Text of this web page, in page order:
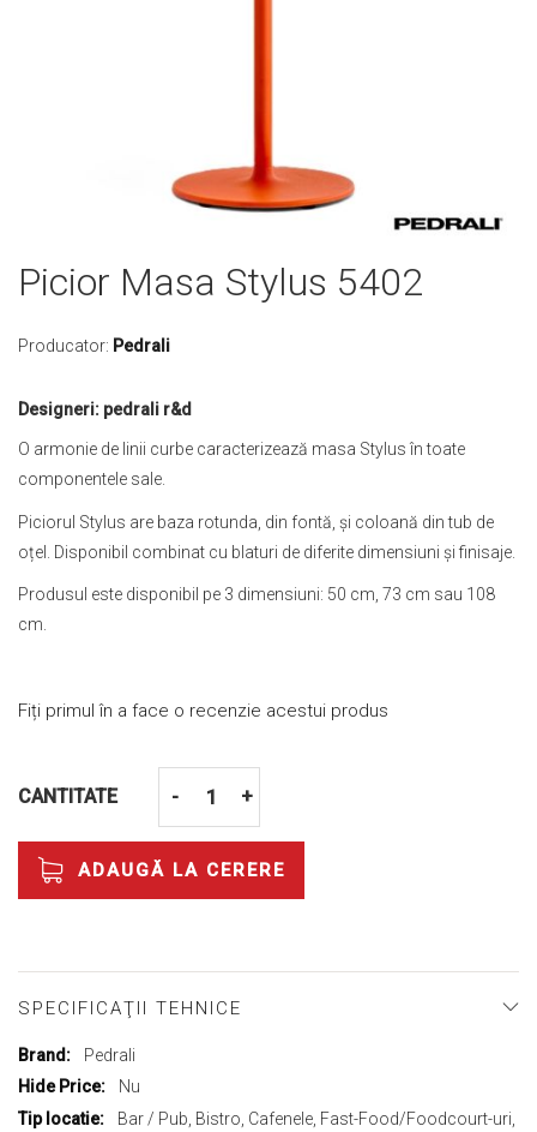
Picior Masa Stylus 5402
Producator: Pedrali
Designeri: pedrali r&d
O armonie de linii curbe caracterizează masa Stylus în toate
componentele sale.
Piciorul Stylus are baza rotunda, din fontă, și coloană din tub de
oțel. Disponibil combinat cu blaturi de diferite dimensiuni și finisaje.
Produsul este disponibil pe 3 dimensiuni: 50 cm, 73 cm sau 108
cm.
Fiți primul în a face o recenzie acestui produs
CANTITATE - +
ADAUGĂ LA CERERE
SPECIFICAŢII TEHNICE
Mai
multe
Pedrali
Nu
Bar / Pub, Bistro, Cafenele, Fast-Food/Foodcourt-uri,
Skip
to
beginning
images
gallery